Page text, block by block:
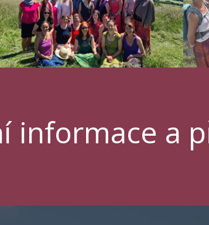
informace a